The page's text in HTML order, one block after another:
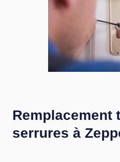
Remplacement
serrures à